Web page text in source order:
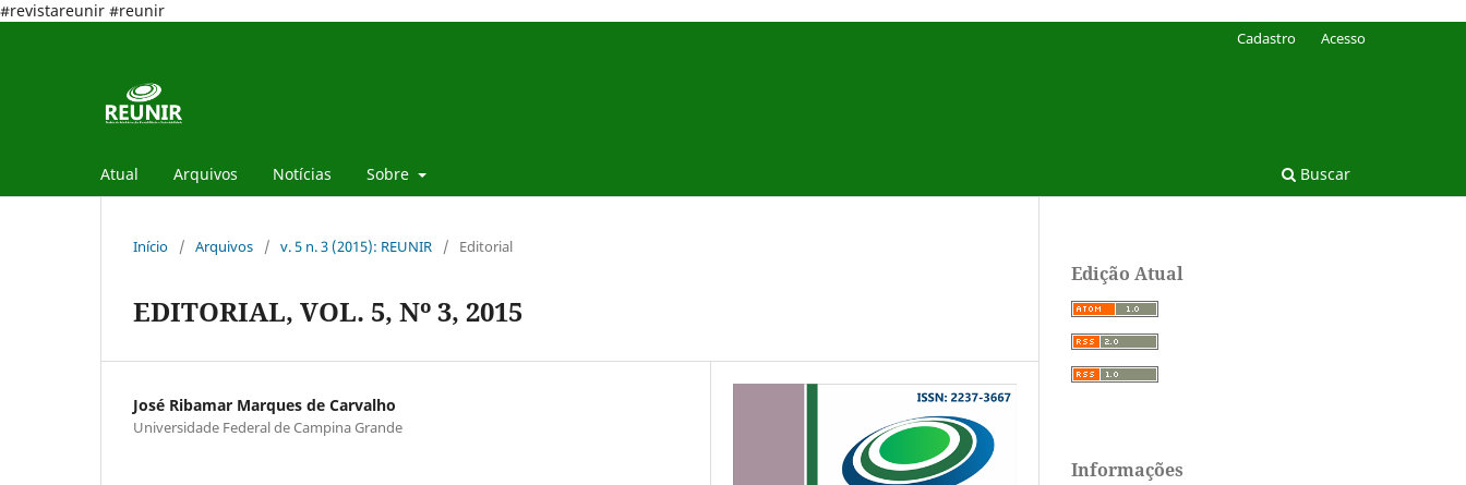
#revistareunir #reunir
Atual Arquivos Notícias Sobre Buscar
Cadastro Acesso
Início / Arquivos / v. 5 n. 3 (2015): REUNIR / Editorial
EDITORIAL, VOL. 5, Nº 3, 2015
José Ribamar Marques de Carvalho
Universidade Federal de Campina Grande
Edição Atual
Informações